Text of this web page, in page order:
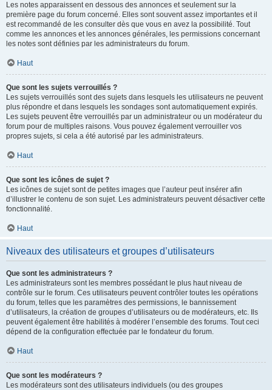
Les notes apparaissent en dessous des annonces et seulement sur la
première page du forum concerné. Elles sont souvent assez importantes et il
est recommandé de les consulter dès que vous en avez la possibilité. Tout
comme les annonces et les annonces générales, les permissions concernant
les notes sont définies par les administrateurs du forum.
Haut
Que sont les sujets verrouillés ?
Les sujets verrouillés sont des sujets dans lesquels les utilisateurs ne peuvent
plus répondre et dans lesquels les sondages sont automatiquement expirés.
Les sujets peuvent être verrouillés par un administrateur ou un modérateur du
forum pour de multiples raisons. Vous pouvez également verrouiller vos
propres sujets, si cela a été autorisé par les administrateurs.
Haut
Que sont les icônes de sujet ?
Les icônes de sujet sont de petites images que l’auteur peut insérer afin
d’illustrer le contenu de son sujet. Les administrateurs peuvent désactiver cette
fonctionnalité.
Haut
Niveaux des utilisateurs et groupes d’utilisateurs
Que sont les administrateurs ?
Les administrateurs sont les membres possédant le plus haut niveau de
contrôle sur le forum. Ces utilisateurs peuvent contrôler toutes les opérations
du forum, telles que les paramètres des permissions, le bannissement
d’utilisateurs, la création de groupes d’utilisateurs ou de modérateurs, etc. Ils
peuvent également être habilités à modérer l’ensemble des forums. Tout ceci
dépend de la configuration effectuée par le fondateur du forum.
Haut
Que sont les modérateurs ?
Les modérateurs sont des utilisateurs individuels (ou des groupes